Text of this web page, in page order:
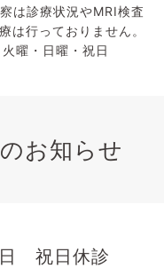
は診療状況やMRI検査
は行っておりません。
曜・日曜・祝日
お知らせ
祝日休診